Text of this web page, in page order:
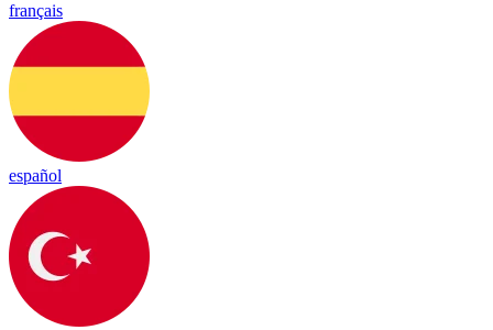
français
español